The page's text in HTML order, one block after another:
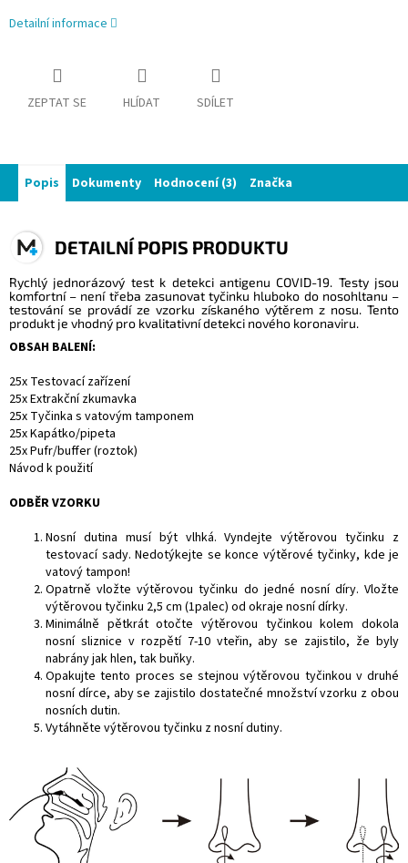
Detailní informace
ZEPTAT SE HLÍDAT SDÍLET
Popis Dokumenty Hodnocení (3) Značka
DETAILNÍ POPIS PRODUKTU
Rychlý jednorázový test k detekci antigenu COVID-19. Testy jsou
komfortní – není třeba zasunovat tyčinku hluboko do nosohltanu –
testování se provádí ze vzorku získaného výtěrem z nosu. Tento
produkt je vhodný pro kvalitativní detekci nového koronaviru.
OBSAH BALENÍ:
25x Testovací zařízení
25x Extrakční zkumavka
25x Tyčinka s vatovým tamponem
25x Kapátko/pipeta
25x Pufr/buffer (roztok)
Návod k použití
ODBĚR VZORKU
Nosní dutina musí být vlhká. Vyndejte výtěrovou tyčinku z
testovací sady. Nedotýkejte se konce výtěrové tyčinky, kde je
vatový tampon!
Opatrně vložte výtěrovou tyčinku do jedné nosní díry. Vložte
výtěrovou tyčinku 2,5 cm (1palec) od okraje nosní dírky.
Minimálně pětkrát otočte výtěrovou tyčinkou kolem dokola
nosní sliznice v rozpětí 7-10 vteřin, aby se zajistilo, že byly
nabrány jak hlen, tak buňky.
Opakujte tento proces se stejnou výtěrovou tyčinkou v druhé
nosní dírce, aby se zajistilo dostatečné množství vzorku z obou
nosních dutin.
Vytáhněte výtěrovou tyčinku z nosní dutiny.